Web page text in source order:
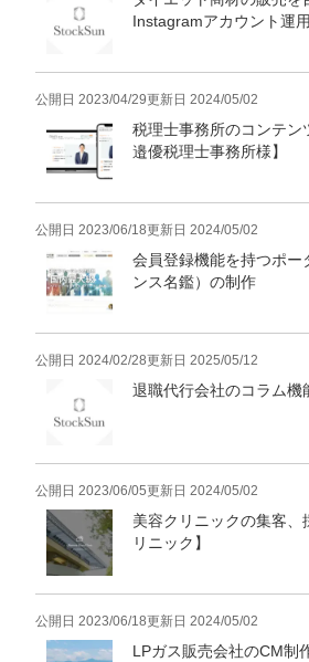
Instagramアカウント運用
公開日 2023/04/29更新日 2024/05/02
税理士事務所のコンテン
邉優税理士事務所様】
公開日 2023/06/18更新日 2024/05/02
会員登録機能を持つポー
ンス名鑑）の制作
公開日 2024/02/28更新日 2025/05/12
退職代行会社のコラム機
公開日 2023/06/05更新日 2024/05/02
美容クリニックの集客、
リニック】
公開日 2023/06/18更新日 2024/05/02
LPガス販売会社のCM制